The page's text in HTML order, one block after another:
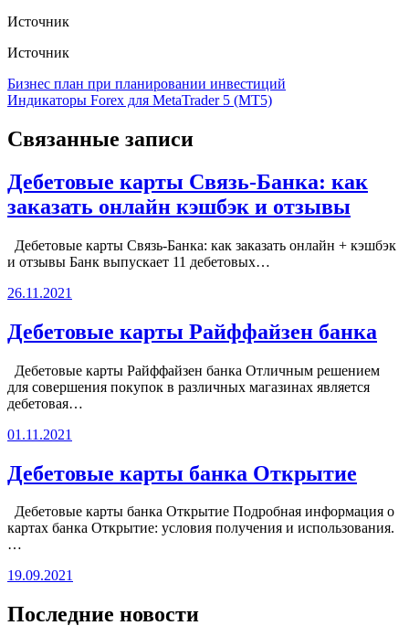
Источник
Источник
Навигация
по
записям
Бизнес план при планировании инвестиций
Индикаторы Forex для MetaTrader 5 (MT5)
Связанные записи
Дебетовые карты Связь-Банка: как
заказать онлайн кэшбэк и отзывы
Дебетовые карты Связь-Банка: как заказать онлайн + кэшбэк
и отзывы Банк выпускает 11 дебетовых…
26.11.2021
Дебетовые карты Райффайзен банка
Дебетовые карты Райффайзен банка Отличным решением
для совершения покупок в различных магазинах является
дебетовая…
01.11.2021
Дебетовые карты банка Открытие
Дебетовые карты банка Открытие Подробная информация о
картах банка Открытие: условия получения и использования.
…
19.09.2021
Последние новости